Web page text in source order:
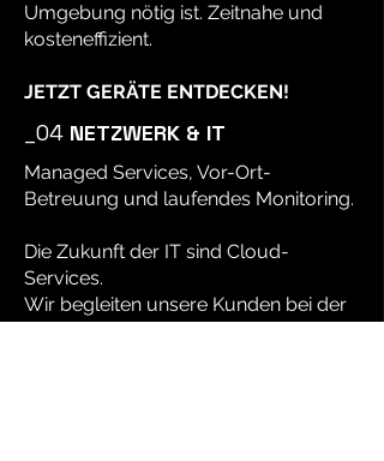
Umgebung nötig ist. Zeitnahe und
kosteneffizient.
JETZT GERÄTE ENTDECKEN!
_04 NETZWERK & IT
Managed Services, Vor-Ort-
Betreuung und laufendes Monitoring.
Die Zukunft der IT sind Cloud-
Services.
Wir begleiten unsere Kunden bei der